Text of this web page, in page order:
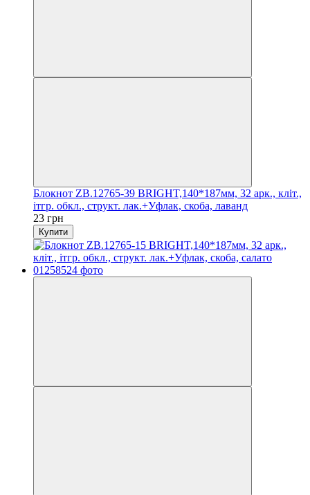
Блокнот ZB.12765-39 BRIGHT,140*187мм, 32 арк., кліт.,
ітгр. обкл., структ. лак.+Уфлак, скоба, лаванд
23 грн
Купити